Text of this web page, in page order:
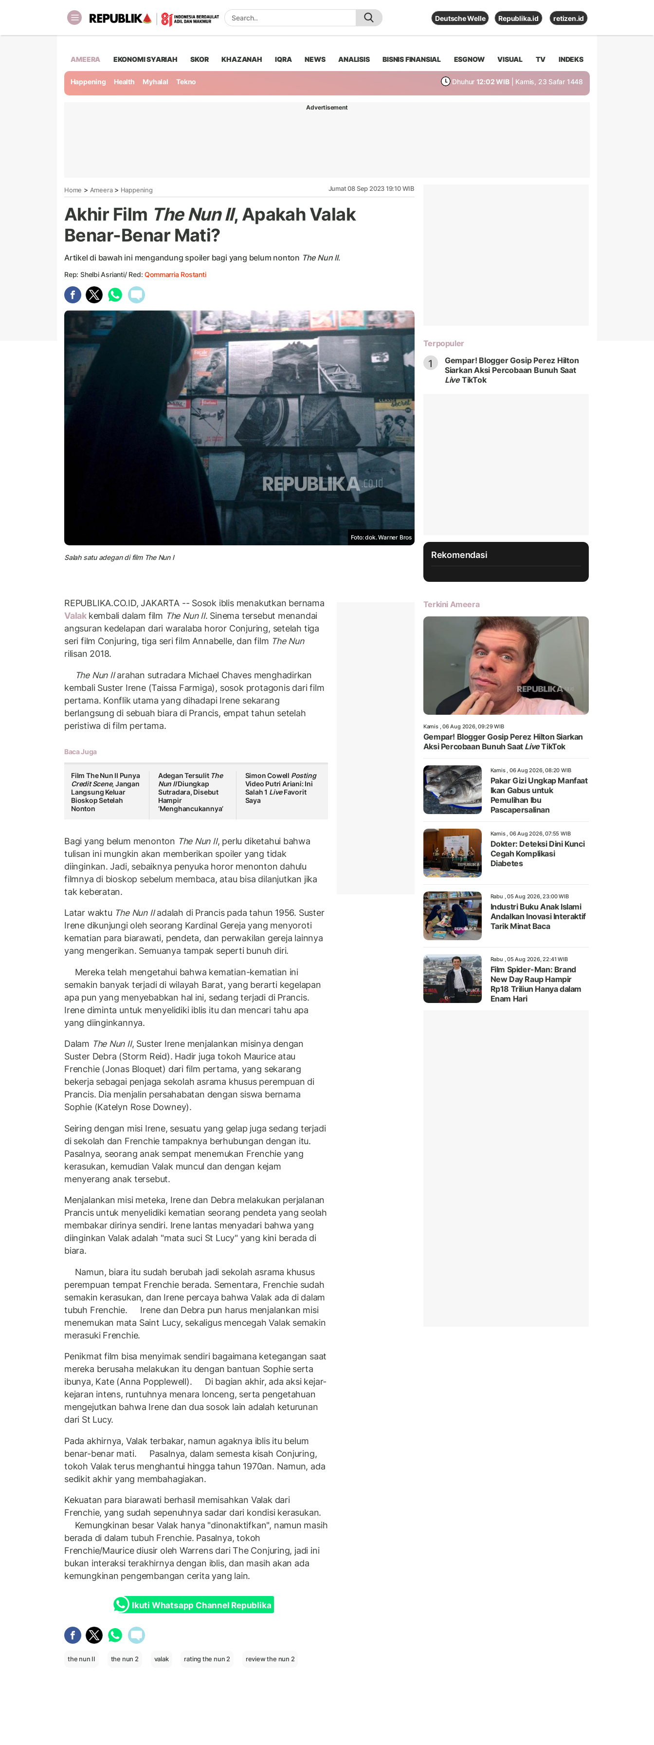
Deutsche Welle Republika.id retizen.id
AMEERA EKONOMI SYARIAH SKOR KHAZANAH IQRA NEWS ANALISIS BISNIS FINANSIAL ESGNOW VISUAL TV INDEKS
Happening Health Myhalal Tekno Dhuhur 12:02 WIB | Kamis, 23 Safar 1448
Advertisement
Home > Ameera> Happening Jumat 08 Sep 2023 19:10 WIB
Akhir Film The Nun II, Apakah Valak
Benar-Benar Mati?
Artikel di bawah ini mengandung spoiler bagi yang belum nonton The Nun II.
Rep: Shelbi Asrianti/ Red:Qommarria Rostanti
Foto: dok. Warner Bros
Salah satu adegan di film The Nun I
REPUBLIKA.CO.ID, JAKARTA -- Sosok iblis menakutkan bernama
Valak kembali dalam film The Nun II. Sinema tersebut menandai
angsuran kedelapan dari waralaba horor Conjuring, setelah tiga
seri film Conjuring, tiga seri film Annabelle, dan film The Nun
rilisan 2018.
The Nun IIarahan sutradara Michael Chaves menghadirkan
kembali Suster Irene (Taissa Farmiga), sosok protagonis dari film
pertama. Konflik utama yang dihadapi Irene sekarang
berlangsung di sebuah biara di Prancis, empat tahun setelah
peristiwa di film pertama.
Baca Juga
Film The Nun II Punya
Credit Scene, Jangan
Langsung Keluar
Bioskop Setelah
Nonton
Adegan Tersulit The
Nun IIDiungkap
Sutradara, Disebut
Hampir
‘Menghancukannya’
Simon Cowell Posting
Video Putri Ariani: Ini
Salah 1 LiveFavorit
Saya
Bagi yang belum menonton The Nun II, perlu diketahui bahwa
tulisan ini mungkin akan memberikan spoiler yang tidak
diinginkan. Jadi, sebaiknya penyuka horor menonton dahulu
filmnya di bioskop sebelum membaca, atau bisa dilanjutkan jika
tak keberatan.
Latar waktu The Nun IIadalah di Prancis pada tahun 1956. Suster
Irene dikunjungi oleh seorang Kardinal Gereja yang menyoroti
kematian para biarawati, pendeta, dan perwakilan gereja lainnya
yang mengerikan. Semuanya tampak seperti bunuh diri.
Mereka telah mengetahui bahwa kematian-kematian ini
semakin banyak terjadi di wilayah Barat, yang berarti kegelapan
apa pun yang menyebabkan hal ini, sedang terjadi di Prancis.
Irene diminta untuk menyelidiki iblis itu dan mencari tahu apa
yang diinginkannya.
Dalam The Nun II, Suster Irene menjalankan misinya dengan
Suster Debra (Storm Reid). Hadir juga tokoh Maurice atau
Frenchie (Jonas Bloquet) dari film pertama, yang sekarang
bekerja sebagai penjaga sekolah asrama khusus perempuan di
Prancis. Dia menjalin persahabatan dengan siswa bernama
Sophie (Katelyn Rose Downey).
Seiring dengan misi Irene, sesuatu yang gelap juga sedang terjadi
di sekolah dan Frenchie tampaknya berhubungan dengan itu.
Pasalnya, seorang anak sempat menemukan Frenchie yang
kerasukan, kemudian Valak muncul dan dengan kejam
menyerang anak tersebut.
Menjalankan misi meteka, Irene dan Debra melakukan perjalanan
Prancis untuk menyelidiki kematian seorang pendeta yang seolah
membakar dirinya sendiri. Irene lantas menyadari bahwa yang
diinginkan Valak adalah "mata suci St Lucy" yang kini berada di
biara.
Namun, biara itu sudah berubah jadi sekolah asrama khusus
perempuan tempat Frenchie berada. Sementara, Frenchie sudah
semakin kerasukan, dan Irene percaya bahwa Valak ada di dalam
tubuh Frenchie. Irene dan Debra pun harus menjalankan misi
menemukan mata Saint Lucy, sekaligus mencegah Valak semakin
merasuki Frenchie.
Penikmat film bisa menyimak sendiri bagaimana ketegangan saat
mereka berusaha melakukan itu dengan bantuan Sophie serta
ibunya, Kate (Anna Popplewell). Di bagian akhir, ada aksi kejar-
kejaran intens, runtuhnya menara lonceng, serta pengetahuan
mengejutkan bahwa Irene dan dua sosok lain adalah keturunan
dari St Lucy.
Pada akhirnya, Valak terbakar, namun agaknya iblis itu belum
benar-benar mati. Pasalnya, dalam semesta kisah Conjuring,
tokoh Valak terus menghantui hingga tahun 1970an. Namun, ada
sedikit akhir yang membahagiakan.
Kekuatan para biarawati berhasil memisahkan Valak dari
Frenchie, yang sudah sepenuhnya sadar dari kondisi kerasukan.
Kemungkinan besar Valak hanya "dinonaktifkan", namun masih
berada di dalam tubuh Frenchie. Pasalnya, tokoh
Frenchie/Maurice diusir oleh Warrens dari The Conjuring, jadi ini
bukan interaksi terakhirnya dengan iblis, dan masih akan ada
kemungkinan pengembangan cerita yang lain.
Ikuti Whatsapp Channel Republika
the nun II the nun 2 valak rating the nun 2 review the nun 2
Terpopuler
1
Gempar! Blogger Gosip Perez Hilton
Siarkan Aksi Percobaan Bunuh Saat
LiveTikTok
Rekomendasi
Terkini Ameera
Kamis , 06 Aug 2026, 09:29 WIB
Gempar! Blogger Gosip Perez Hilton Siarkan
Aksi Percobaan Bunuh Saat LiveTikTok
Kamis , 06 Aug 2026, 08:20 WIB
Pakar Gizi Ungkap Manfaat
Ikan Gabus untuk
Pemulihan Ibu
Pascapersalinan
Kamis , 06 Aug 2026, 07:55 WIB
Dokter: Deteksi Dini Kunci
Cegah Komplikasi
Diabetes
Rabu , 05 Aug 2026, 23:00 WIB
Industri Buku Anak Islami
Andalkan Inovasi Interaktif
Tarik Minat Baca
Rabu , 05 Aug 2026, 22:41 WIB
Film Spider-Man: Brand
New Day Raup Hampir
Rp18 Triliun Hanya dalam
Enam Hari